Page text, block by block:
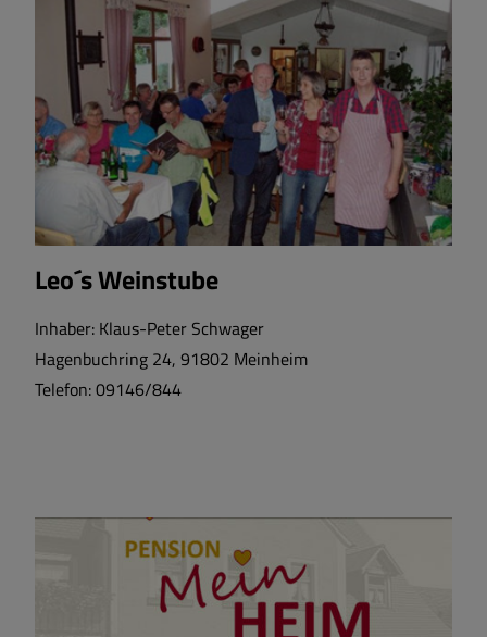
Wappen
Gemeinderat
Gemeindeteile
Dorfwettbewerb
Mitteilungsblatt
Wohnen und Bauen
Bildung und Soziales
Sport und Freizeit
Satzungen und Verordnungen
Leo´s Weinstube
Inhaber: Klaus-Peter Schwager
Hagenbuchring 24, 91802 Meinheim
Telefon: 09146/844